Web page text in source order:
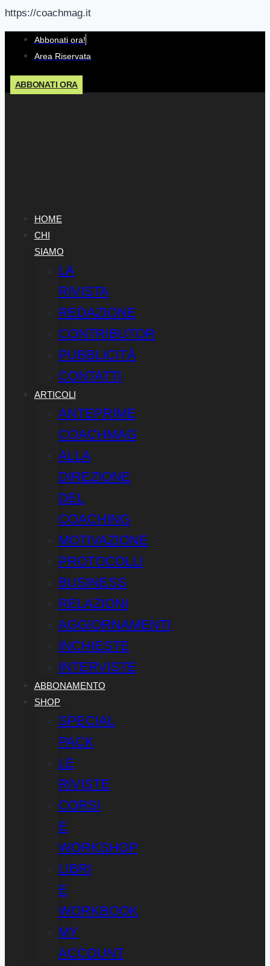
https://coachmag.it
Salta
contenuto
Abbonati ora!
Area Riservata
ABBONATI ORA
HOME
CHI
SIAMO
LA
RIVISTA
REDAZIONE
CONTRIBUTOR
PUBBLICITÀ
CONTATTI
ARTICOLI
ANTEPRIME
COACHMAG
ALLA
DIREZIONE
DEL
COACHING
MOTIVAZIONE
PROTOCOLLI
BUSINESS
RELAZIONI
AGGIORNAMENTI
INCHIESTE
INTERVISTE
ABBONAMENTO
SHOP
SPECIAL
PACK
LE
RIVISTE
CORSI
E
WORKSHOP
LIBRI
E
WORKBOOK
MY
ACCOUNT